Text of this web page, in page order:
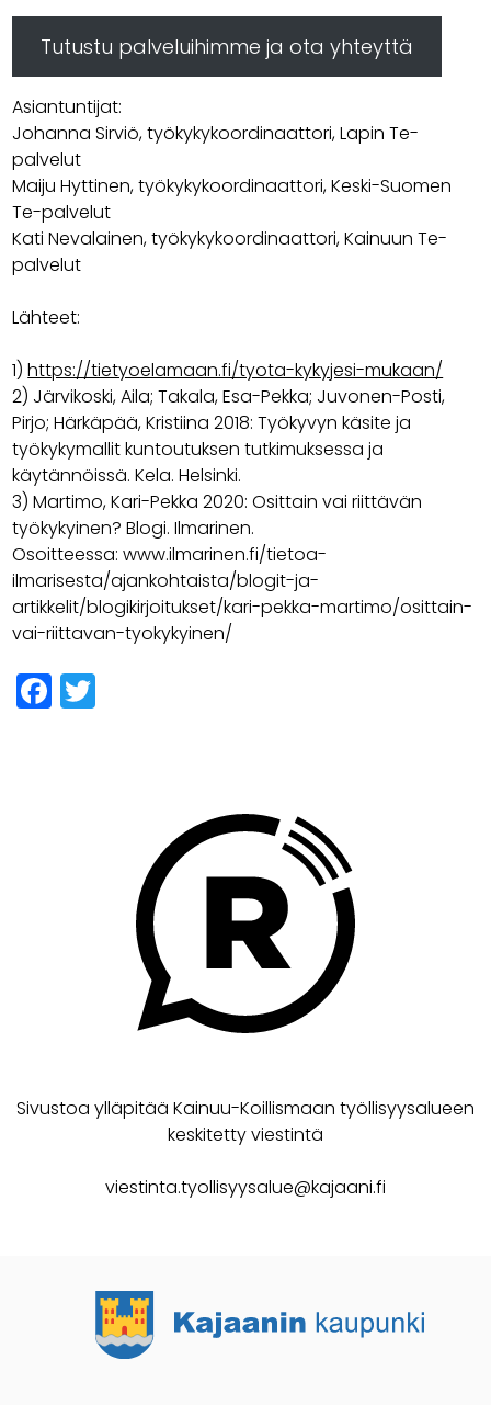
Tutustu palveluihimme ja ota yhteyttä
Asiantuntijat:
Johanna Sirviö, työkykykoordinaattori, Lapin Te-
palvelut
Maiju Hyttinen, työkykykoordinaattori, Keski-Suomen
Te-palvelut
Kati Nevalainen, työkykykoordinaattori, Kainuun Te-
palvelut
Lähteet:
1)https://tietyoelamaan.fi/tyota-kykyjesi-mukaan/
2) Järvikoski, Aila; Takala, Esa-Pekka; Juvonen-Posti,
Pirjo; Härkäpää, Kristiina 2018: Työkyvyn käsite ja
työkykymallit kuntoutuksen tutkimuksessa ja
käytännöissä. Kela. Helsinki.
3) Martimo, Kari-Pekka 2020: Osittain vai riittävän
työkykyinen? Blogi. Ilmarinen.
Osoitteessa: www.ilmarinen.fi/tietoa-
ilmarisesta/ajankohtaista/blogit-ja-
artikkelit/blogikirjoitukset/kari-pekka-martimo/osittain-
vai-riittavan-tyokykyinen/
Facebook
Sivustoa ylläpitää Kainuu-Koillismaan työllisyysalueen
keskitetty viestintä
viestinta.tyollisyysalue@kajaani.fi